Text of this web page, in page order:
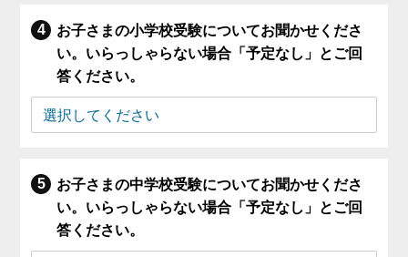
お子さまの小学校受験についてお聞かせくださ
い。いらっしゃらない場合「予定なし」とご回
答ください。
お子さまの中学校受験についてお聞かせくださ
い。いらっしゃらない場合「予定なし」とご回
答ください。